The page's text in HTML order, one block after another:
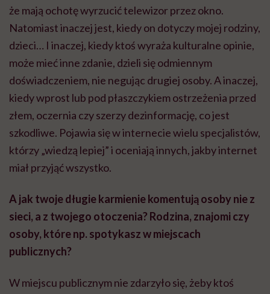
że mają ochotę wyrzucić telewizor przez okno.
Natomiast inaczej jest, kiedy on dotyczy mojej rodziny,
dzieci… I inaczej, kiedy ktoś wyraża kulturalne opinie,
może mieć inne zdanie, dzieli się odmiennym
doświadczeniem, nie negując drugiej osoby. A inaczej,
kiedy wprost lub pod płaszczykiem ostrzeżenia przed
złem, oczernia czy szerzy dezinformację, co jest
szkodliwe. Pojawia się w internecie wielu specjalistów,
którzy „wiedzą lepiej” i oceniają innych, jakby internet
miał przyjąć wszystko.
A jak twoje długie karmienie komentują osoby nie z
sieci, a z twojego otoczenia? Rodzina, znajomi czy
osoby, które np. spotykasz w miejscach
publicznych?
W miejscu publicznym nie zdarzyło się, żeby ktoś